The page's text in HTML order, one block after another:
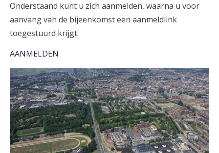
Onderstaand kunt u zich aanmelden, waarna u voor
aanvang van de bijeenkomst een aanmeldlink
toegestuurd krijgt.
AANMELDEN